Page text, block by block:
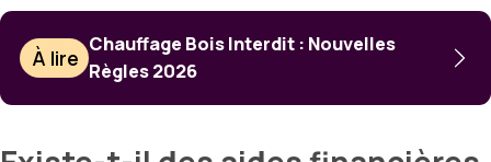
À lire
Chauffage Bois Interdit : Nouvelles
Règles 2026